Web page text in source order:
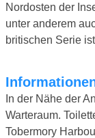
Nordosten der
unter anderem
britischen Serie
In der Nähe der
Warteraum.
Tobermory